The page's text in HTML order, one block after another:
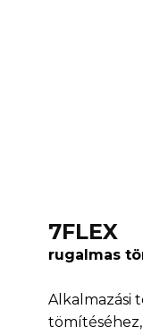
7FLEX
rugalmas
Alkalmazási